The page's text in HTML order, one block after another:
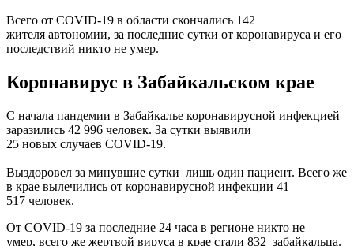
Всего от COVID-19 в области скончались 142
жителя автономии, за последние сутки от коронавируса и его
последствий никто не умер.
Коронавирус в Забайкальском крае
C начала пандемии в Забайкалье коронавирусной инфекцией
заразились 42 996 человек. За сутки выявили
25 новых случаев COVID-19.
Выздоровел за минувшие сутки лишь один пациент. Всего же
в крае вылечились от коронавирусной инфекции 41
517 человек.
От COVID-19 за последние 24 часа в регионе никто не
умер, всего же жертвой вируса в крае стали 832 забайкальца.